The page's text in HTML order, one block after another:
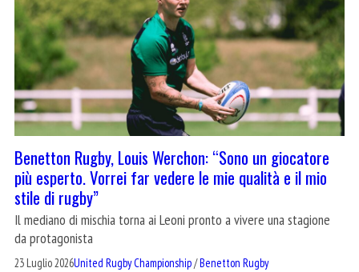
Benetton Rugby, Louis Werchon: “Sono un giocatore
più esperto. Vorrei far vedere le mie qualità e il mio
stile di rugby”
Il mediano di mischia torna ai Leoni pronto a vivere una stagione
da protagonista
23 Luglio 2026United Rugby Championship/Benetton Rugby